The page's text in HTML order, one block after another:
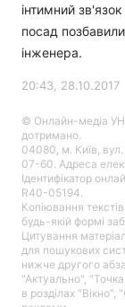
інтимний
посад
інженера.
20:43, 28.10.2017
© Онлайн-медіа
дотримано.
04080, м. Київ,
07-60. Адреса
Ідентифікатор
R40-05194.
Копіювання
будь-якій формі
Цитування
для пошукових
нижче другого
"Актуально",
в розділах